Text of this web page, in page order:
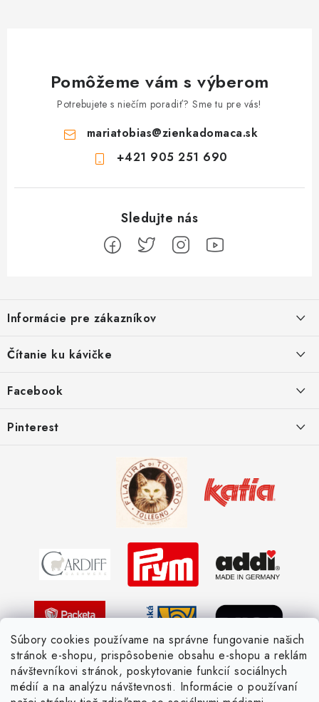
Súbory cookies používame na správne fungovanie našich
stránok e-shopu, prispôsobenie obsahu e-shopu a reklám
návštevníkovi stránok, poskytovanie funkcií sociálnych
médií a na analýzu návštevnosti. Informácie o používaní
Pomôžeme vám s výberom
Potrebujete s niečím poradiť? Sme tu pre vás!
mariatobias@zienkadomaca.sk
+421 905 251 690
p
ä
Informácie pre zákazníkov
Kedy objednáme nový tovar
Žiadosť dotknutej osoby
Čítanie ku kávičke
Ako sa orientovať v hrúbke priadzí
Pletený slovník anglicky-česky
Pletený slovník česky-anglicky
Facebook
Pinterest